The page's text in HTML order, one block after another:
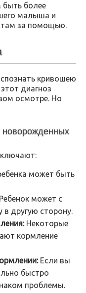
быть более
малыша и
за помощью.
кривошею
диагноз
осмотре. Но
новорожденных
может быть
может с
в другую сторону.
Некоторые
кормление
Если вы
быстро
проблемы.